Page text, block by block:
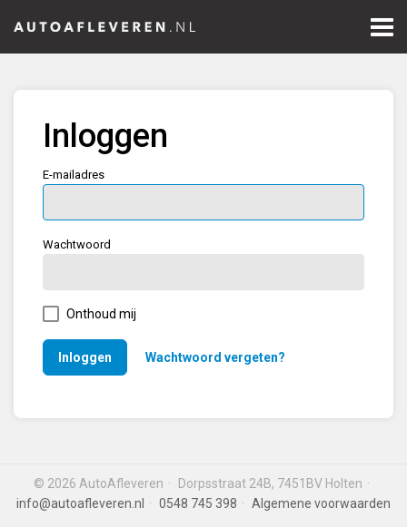
Inloggen
E-mailadres
Wachtwoord
Onthoud mij
Inloggen Wachtwoord vergeten?
© 2026 AutoAfleveren
Dorpsstraat 24B, 7451BV Holten
info@autoafleveren.nl
0548 745 398 Algemene voorwaarden